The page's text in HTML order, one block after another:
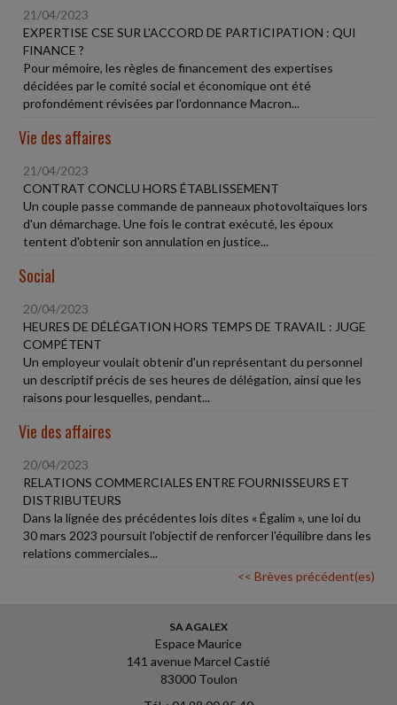
21/04/2023
EXPERTISE CSE SUR L'ACCORD DE PARTICIPATION : QUI
FINANCE ?
Pour mémoire, les règles de financement des expertises
décidées par le comité social et économique ont été
profondément révisées par l'ordonnance Macron...
Vie des affaires
21/04/2023
CONTRAT CONCLU HORS ÉTABLISSEMENT
Un couple passe commande de panneaux photovoltaïques lors
d'un démarchage. Une fois le contrat exécuté, les époux
tentent d'obtenir son annulation en justice...
Social
20/04/2023
HEURES DE DÉLÉGATION HORS TEMPS DE TRAVAIL : JUGE
COMPÉTENT
Un employeur voulait obtenir d'un représentant du personnel
un descriptif précis de ses heures de délégation, ainsi que les
raisons pour lesquelles, pendant...
Vie des affaires
20/04/2023
RELATIONS COMMERCIALES ENTRE FOURNISSEURS ET
DISTRIBUTEURS
Dans la lignée des précédentes lois dites « Égalim », une loi du
30 mars 2023 poursuit l'objectif de renforcer l'équilibre dans les
relations commerciales...
<< Brèves précédent(es)
SA AGALEX
Espace Maurice
141 avenue Marcel Castié
83000 Toulon